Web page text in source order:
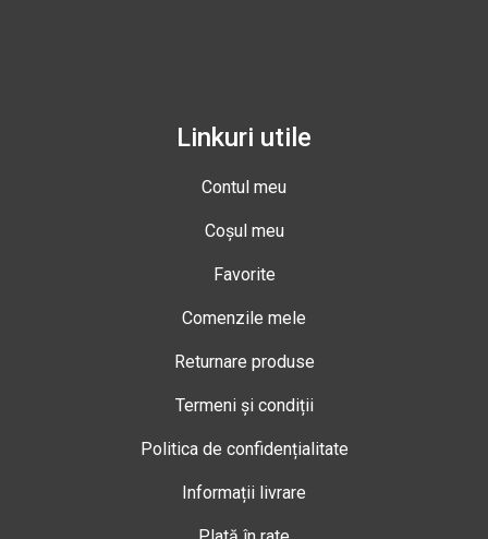
Linkuri utile
Contul meu
Coșul meu
Favorite
Comenzile mele
Returnare produse
Termeni și condiții
Politica de confidențialitate
Informații livrare